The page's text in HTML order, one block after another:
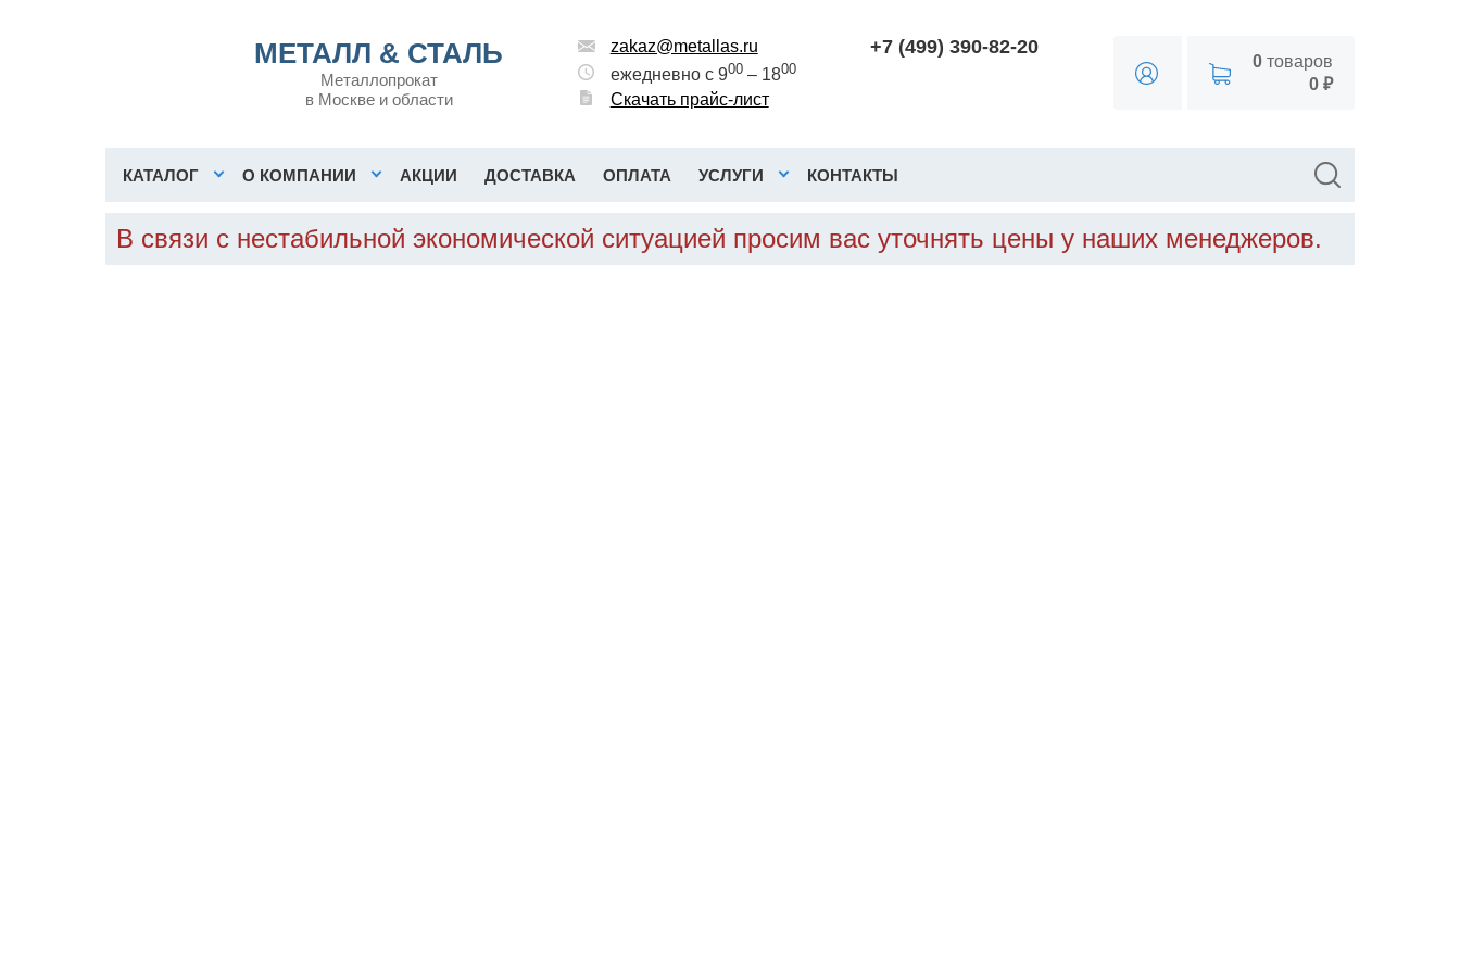
МЕТАЛЛ & СТАЛЬ
Металлопрокат
в Москве и области
zakaz@metallas.ru
ежедневно с 900– 1800
Скачать прайс-лист
+7 (499) 390-82-20
0товаров
0 ₽
КАТАЛОГ О КОМПАНИИ АКЦИИ ДОСТАВКА ОПЛАТА УСЛУГИ КОНТАКТЫ
В связи с нестабильной экономической ситуацией просим вас уточнять цены у наших менеджеров.